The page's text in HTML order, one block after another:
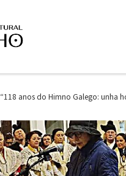
“118 anos do Himno Galego: unha